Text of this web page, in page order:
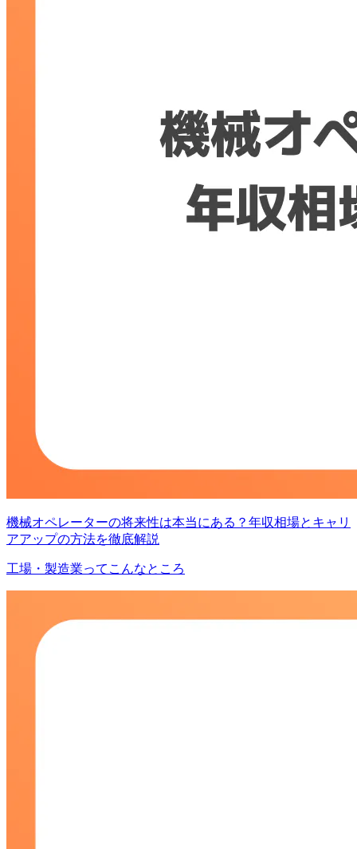
機械オペレーターの将来性は本当にある？年収相場とキャリ
アアップの方法を徹底解説
工場・製造業ってこんなところ